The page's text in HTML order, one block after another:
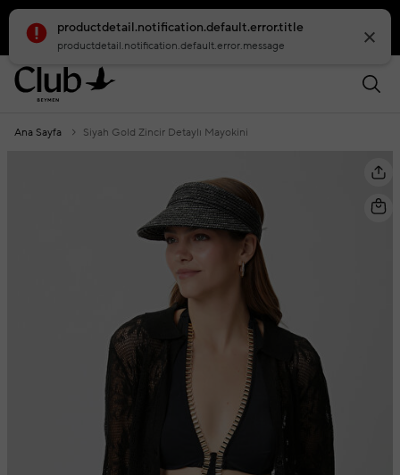
smartbanner.popup.text smartbanner.popup.buttontext
Ana Sayfa Siyah Gold Zincir Detaylı Mayokini